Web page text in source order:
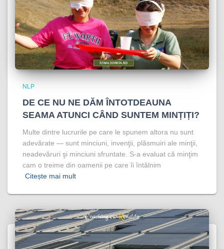
NLP
DE CE NU NE DĂM ÎNTOTDEAUNA
SEAMA ATUNCI CÂND SUNTEM MINȚIȚI?
Multe dintre lucrurile pe care le spunem altora nu sunt
adevărate — sunt minciuni, invenţii, plăsmuiri ale minţii,
neadevăruri şi minciuni sfruntate. S-a evaluat că minţim
cam o treime din oamenii pe care îi întâlnim
Citește mai mult